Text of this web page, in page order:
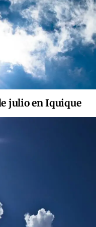
julio en Iquique